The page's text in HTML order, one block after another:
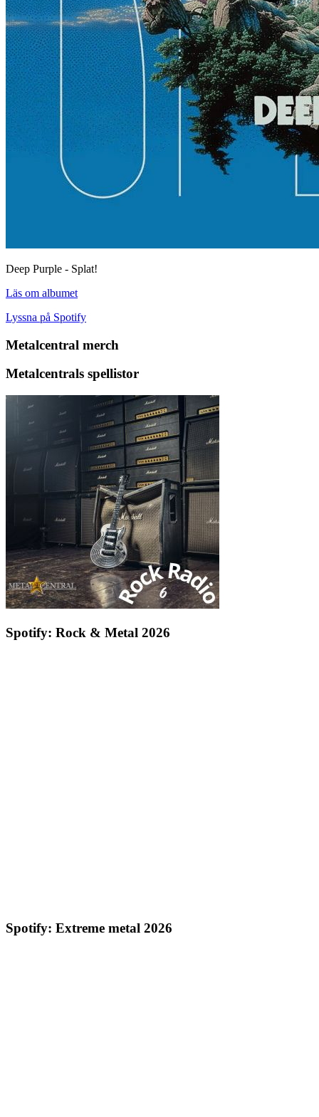
Deep Purple - Splat!
Läs om albumet
Lyssna på Spotify
Metalcentral merch
Metalcentrals spellistor
Spotify: Rock & Metal 2026
Spotify: Extreme metal 2026